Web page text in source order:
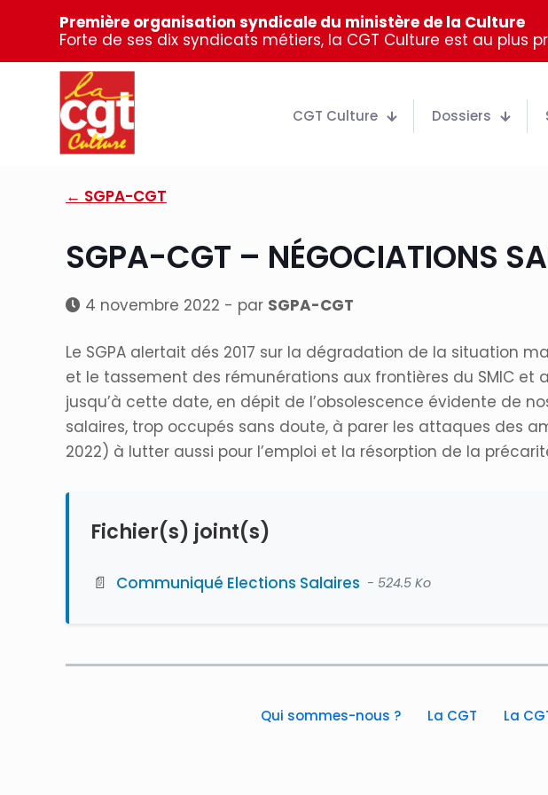
Première organisation syndicale du ministère de la Culture
Forte de ses dix syndicats métiers, la CGT Culture est au plus
CGT Culture Dossiers
← SGPA-CGT
SGPA-CGT – NÉGOCIATIONS
4 novembre 2022 - par SGPA-CGT
Le SGPA alertait dés 2017 sur la dégradation de la situation
et le tassement des rémunérations aux frontières du SMIC
jusqu’à cette date, en dépit de l’obsolescence évidente de
salaires, trop occupés sans doute, à parer les attaques des
2022) à lutter aussi pour l’emploi et la résorption de la
Fichier(s) joint(s)
📄 Communiqué Elections Salaires - 524.5 Ko
Qui sommes-nous ? La CGT La